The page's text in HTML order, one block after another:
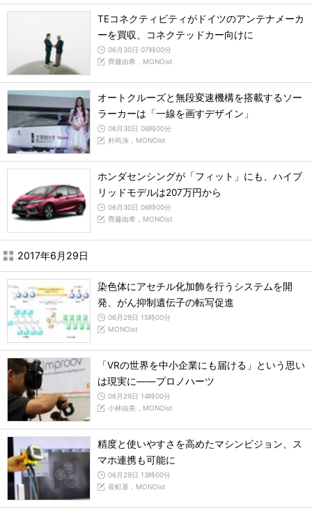
TEコネクティビティがドイツのアンテナメーカ
ーを買収、コネクテッドカー向けに
06月30日 07時00分
齊藤由希，MONOist
オートクルーズと無段変速機構を搭載するソー
ラーカーは「一線を画すデザイン」
06月30日 06時00分
朴尚洙，MONOist
ホンダセンシングが「フィット」にも、ハイブ
リッドモデルは207万円から
06月30日 06時00分
齊藤由希，MONOist
2017年6月29日
染色体にアセチル化加飾を行うシステムを開
発、がん抑制遺伝子の転写促進
06月29日 15時00分
MONOist
「VRの世界を中小企業にも届ける」という思い
は現実に――プロノハーツ
06月29日 14時00分
小林由美，MONOist
精度と使いやすさを高めたマシンビジョン、ス
マホ連携も可能に
06月29日 13時00分
長町基，MONOist